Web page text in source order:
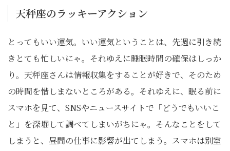
天秤座のラッキーアクション
とってもいい運気。いい運気ということは、先週に引き続
きとても忙しいにゃ。それゆえに睡眠時間の確保はしっか
り。天秤座さんは情報収集をすることが好きで、そのため
の時間を惜しまないところがある。それゆえに、眠る前に
スマホを見て、SNSやニュースサイトで「どうでもいいこ
と」を深堀して調べてしまいがちにゃ。そんなことをして
しまうと、昼間の仕事に影響が出てしまう。スマホは別室